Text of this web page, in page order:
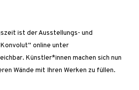
ist der Ausstellungs- und
online unter
Künstler*innen machen sich nun
Wände mit Ihren Werken zu füllen.